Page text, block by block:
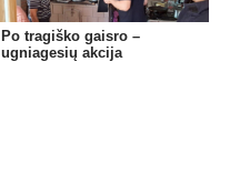
Po tragiško gaisro –
ugniagesių akcija